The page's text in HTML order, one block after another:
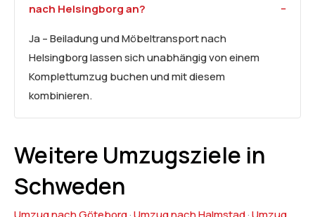
nach Helsingborg an?
Ja – Beiladung und Möbeltransport nach
Helsingborg lassen sich unabhängig von einem
Komplettumzug buchen und mit diesem
kombinieren.
Weitere Umzugsziele in
Schweden